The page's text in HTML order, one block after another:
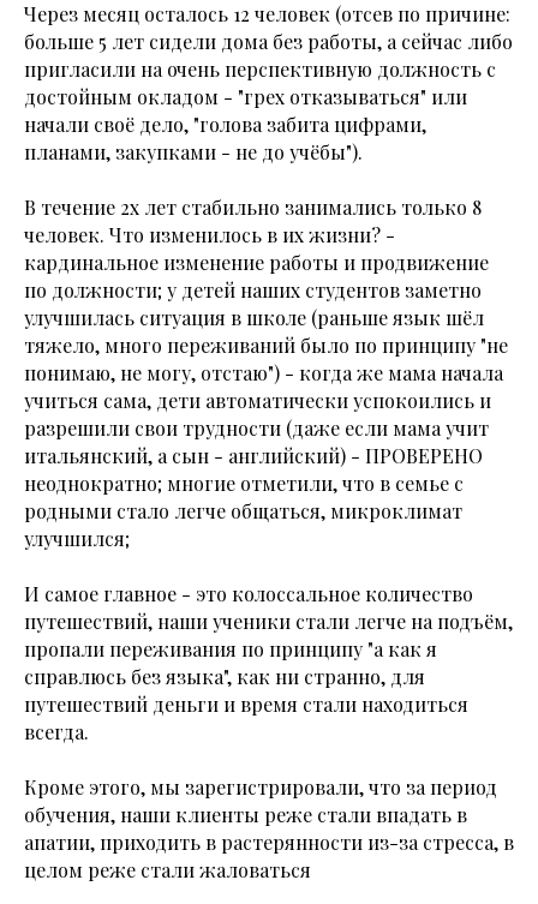
Через месяц осталось 12 человек (отсев по причине:
больше 5 лет сидели дома без работы, а сейчас либо
пригласили на очень перспективную должность с
достойным окладом - "грех отказываться" или
начали своё дело, "голова забита цифрами,
планами, закупками - не до учёбы").
В течение 2х лет стабильно занимались только 8
человек. Что изменилось в их жизни? -
кардинальное изменение работы и продвижение
по должности; у детей наших студентов заметно
улучшилась ситуация в школе (раньше язык шёл
тяжело, много переживаний было по принципу "не
понимаю, не могу, отстаю") - когда же мама начала
учиться сама, дети автоматически успокоились и
разрешили свои трудности (даже если мама учит
итальянский, а сын - английский) - ПРОВЕРЕНО
неоднократно; многие отметили, что в семье с
родными стало легче общаться, микроклимат
улучшился;
И самое главное - это колоссальное количество
путешествий, наши ученики стали легче на подъём,
пропали переживания по принципу "а как я
справлюсь без языка", как ни странно, для
путешествий деньги и время стали находиться
всегда.
Кроме этого, мы зарегистрировали, что за период
обучения, наши клиенты реже стали впадать в
апатии, приходить в растерянности из-за стресса, в
целом реже стали жаловаться